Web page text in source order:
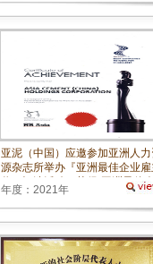
亚泥（中国）应邀参加亚洲人
源杂志所举办『亚洲最佳企业
奖』评选活动，获得“亚洲最佳
业”奖牌
年度：2021年